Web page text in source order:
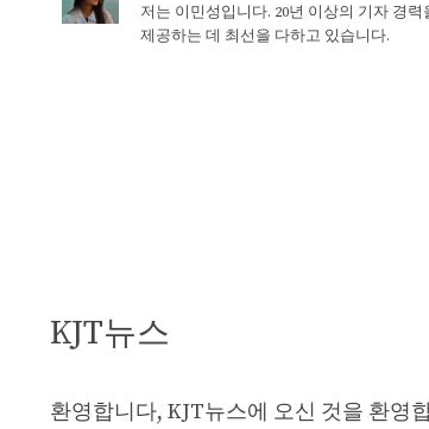
저는 이민성입니다. 20년 이상의 기자 경
제공하는 데 최선을 다하고 있습니다.
KJT뉴스
환영합니다, KJT뉴스에 오신 것을 환영